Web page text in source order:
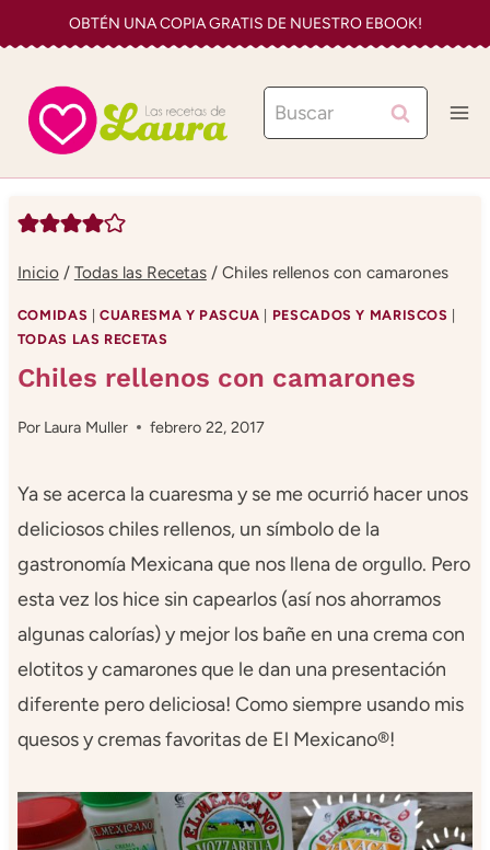
al
contenido
OBTÉN UNA COPIA GRATIS DE NUESTRO EBOOK!
Buscar:
Inicio / Todas las Recetas / Chiles rellenos con camarones
COMIDAS |CUARESMA Y PASCUA PESCADOS Y MARISCOS
TODAS LAS RECETAS
Chiles rellenos con camarones
Por Laura Muller febrero 22, 2017
Ya se acerca la cuaresma y se me ocurrió hacer unos
deliciosos chiles rellenos, un símbolo de la
gastronomía Mexicana que nos llena de orgullo. Pero
esta vez los hice sin capearlos (así nos ahorramos
algunas calorías) y mejor los bañe en una crema con
elotitos y camarones que le dan una presentación
diferente pero deliciosa! Como siempre usando mis
quesos y cremas favoritas de El Mexicano®!